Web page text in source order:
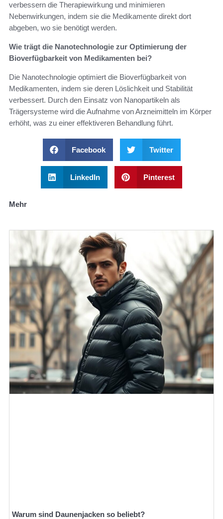
verbessern die Therapiewirkung und minimieren
Nebenwirkungen, indem sie die Medikamente direkt dort
abgeben, wo sie benötigt werden.
Wie trägt die Nanotechnologie zur Optimierung der
Bioverfügbarkeit von Medikamenten bei?
Die Nanotechnologie optimiert die Bioverfügbarkeit von
Medikamenten, indem sie deren Löslichkeit und Stabilität
verbessert. Durch den Einsatz von Nanopartikeln als
Trägersysteme wird die Aufnahme von Arzneimitteln im Körper
erhöht, was zu einer effektiveren Behandlung führt.
Facebook Twitter
LinkedIn Pinterest
Mehr
Warum sind Daunenjacken so beliebt?